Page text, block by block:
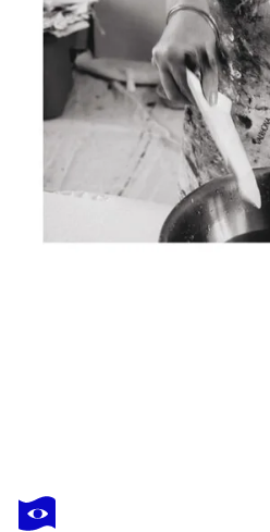
LORNA WATKINS
I can't feel anything